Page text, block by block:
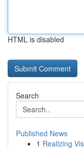
HTML is disabled
Search
Published News
1 Realizing